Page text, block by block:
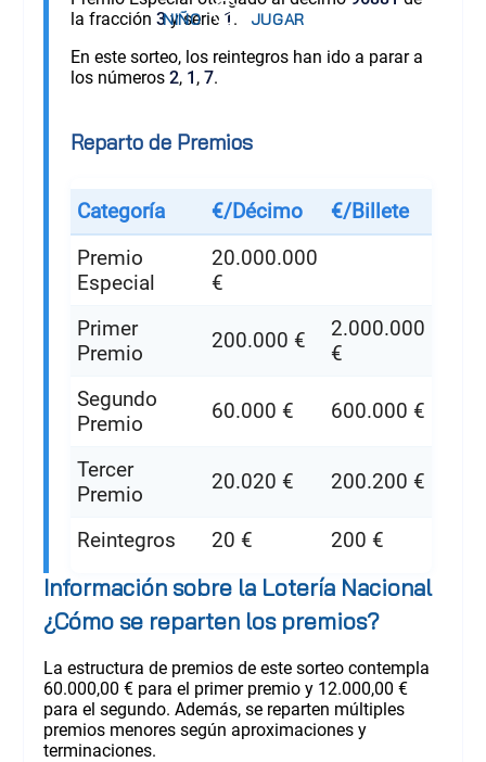
la fracción 3y serie 1 .
En este sorteo, los reintegros han ido a parar a
los números 2, 1 , 7.
Reparto de Premios
Categoría €/Décimo
€/Billete
Premio
Especial
20.000.000
€
Primer
Premio
200.000 €
2.000.000
€
Segundo
Premio
60.000 € 600.000 €
Tercer
Premio
20.020 € 200.200 €
Reintegros 20 € 200 €
Información sobre la Lotería Nacional
¿Cómo se reparten los premios?
La estructura de premios de este sorteo contempla
60.000,00 € para el primer premio y 12.000,00 €
para el segundo. Además, se reparten múltiples
premios menores según aproximaciones y
terminaciones.